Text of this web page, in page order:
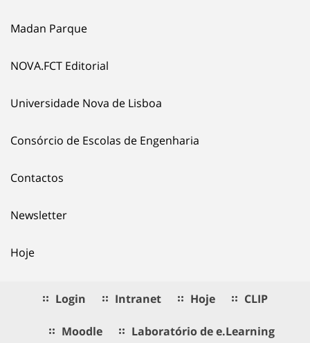
Madan Parque
NOVA.FCT Editorial
Universidade Nova de Lisboa
Consórcio de Escolas de Engenharia
Contactos
Newsletter
Hoje
Login Intranet Hoje CLIP
Moodle Laboratório de e.Learning